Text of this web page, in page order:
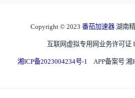
Copyright © 2023 番茄加速器 湖南
互联网虚拟专用网业务许可证
湘ICP备2023004234号-1 APP备案号 湘